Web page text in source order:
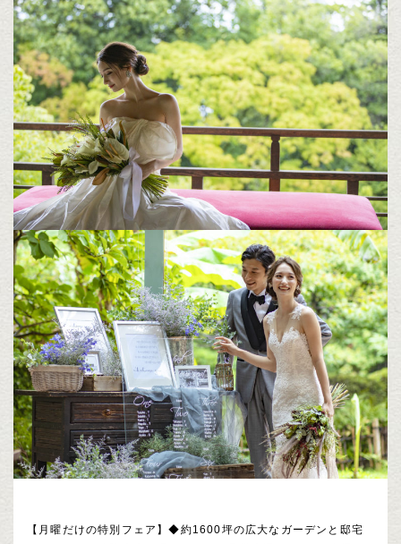
【月曜だけの特別フェア】◆約1600坪の広大なガーデンと邸宅